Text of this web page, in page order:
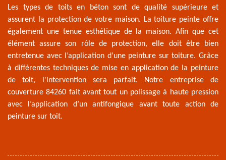
Les types de toits en béton sont de qualité supérieure et
assurent la protection de votre maison. La toiture peinte offre
également une tenue esthétique de la maison. Afin que cet
élément assure son rôle de protection, elle doit être bien
entretenue avec l’application d’une peinture sur toiture. Grâce
à différentes techniques de mise en application de la peinture
de toit, l'intervention sera parfait. Notre entreprise de
couverture 84260 fait avant tout un polissage à haute pression
avec l’application d’un antifongique avant toute action de
peinture sur toit.